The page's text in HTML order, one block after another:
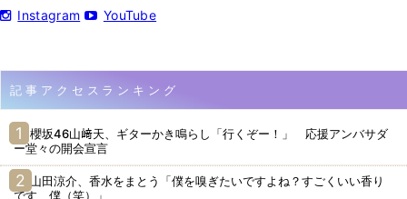
Instagram YouTube
記事アクセスランキング
櫻坂46山﨑天、ギターかき鳴らし「行くぞー！」 応援アンバサダ
ー堂々の開会宣言
山田涼介、香水をまとう「僕を嗅ぎたいですよね？すごくいい香り
です、僕（笑）」